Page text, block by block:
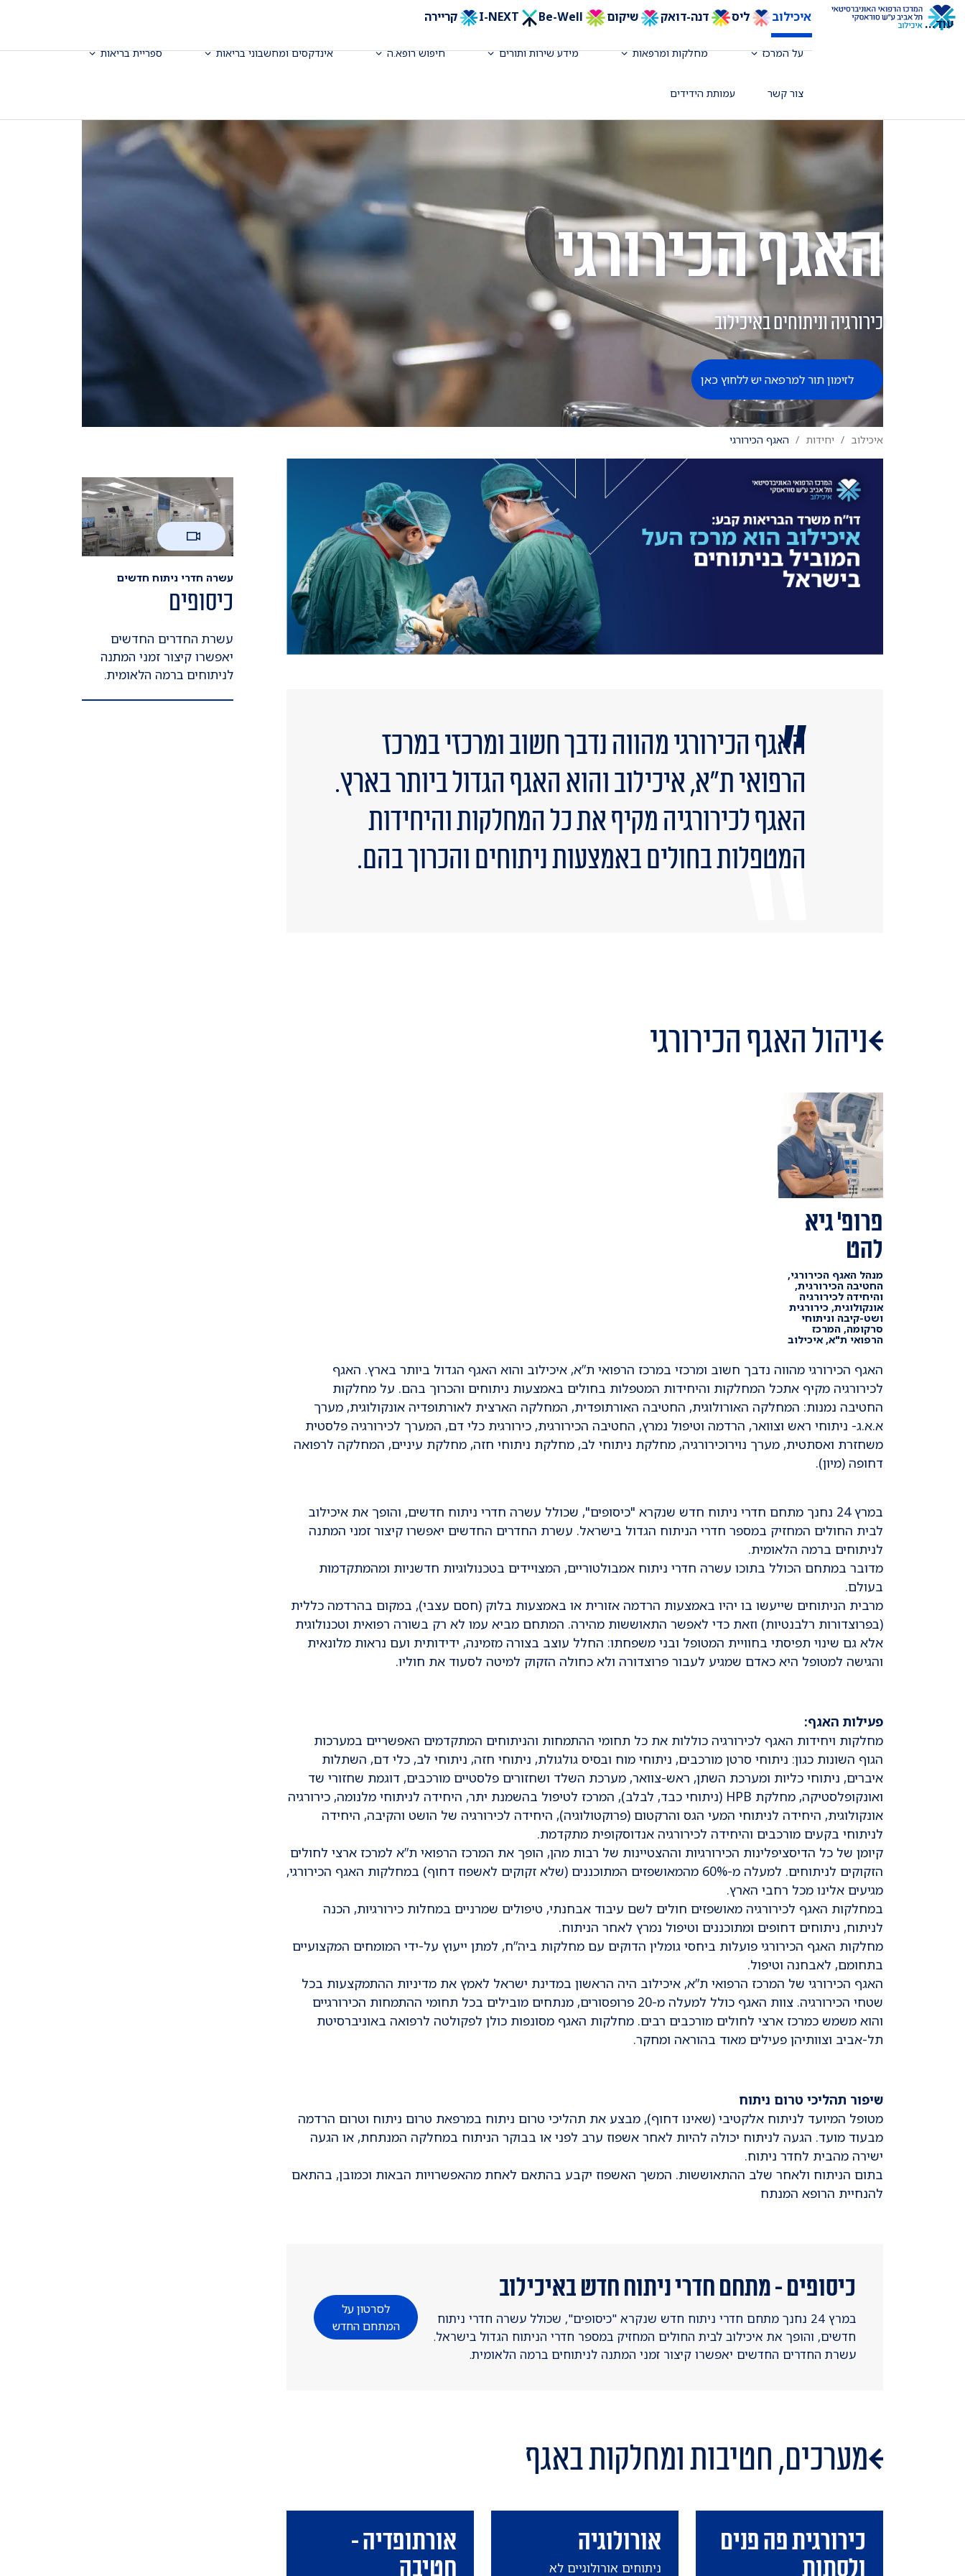
איכילוב ליס דנה-דואק שיקום Be-Well קריירה
על המרכז מחלקות ומרפאות מידע שירות ותורים חיפוש רופא.ה אינדקסים ומחשבוני בריאות ספריית בריאות
צור קשר עמותת הידידים
עוד...
האגף הכירורגי
כירורגיה וניתוחים באיכילוב
לזימון תור למרפאה יש ללחוץ כאן
איכילוב יחידות האגף הכירורגי
האגף הכירורגי מהווה נדבך חשוב ומרכזי במרכז
הרפואי ת”א, איכילוב והוא האגף הגדול ביותר בארץ.
האגף לכירורגיה מקיף את כל המחלקות והיחידות
המטפלות בחולים באמצעות ניתוחים והכרוך בהם.
ניהול האגף הכירורגי
פרופ' גיא
להט
מנהל האגף הכירורגי,
החטיבה הכירורגית,
והיחידה לכירורגיה
אונקולוגית, כירורגית
ושט-קיבה וניתוחי
סרקומה, המרכז
הרפואי ת"א, איכילוב
האגף הכירורגי מהווה נדבך חשוב ומרכזי במרכז הרפואי ת”א, איכילוב והוא האגף הגדול ביותר בארץ. האגף
לכירורגיה מקיף אתכל המחלקות והיחידות המטפלות בחולים באמצעות ניתוחים והכרוך בהם. על מחלקות
החטיבה נמנות: המחלקה האורולוגית, החטיבה האורתופדית, המחלקה הארצית לאורתופדיה אונקולוגית, מערך
א.א.ג- ניתוחי ראש וצוואר, הרדמה וטיפול נמרץ, החטיבה הכירורגית, כירורגית כלי דם, המערך לכירורגיה פלסטית
משחזרת ואסתטית, מערך נוירוכירורגיה, מחלקת ניתוחי לב, מחלקת ניתוחי חזה, מחלקת עיניים, המחלקה לרפואה
דחופה (מיון).
במרץ 24 נחנך מתחם חדרי ניתוח חדש שנקרא "כיסופים", שכולל עשרה חדרי ניתוח חדשים, והופך את איכילוב
לבית החולים המחזיק במספר חדרי הניתוח הגדול בישראל. עשרת החדרים החדשים יאפשרו קיצור זמני המתנה
לניתוחים ברמה הלאומית.
מדובר במתחם הכולל בתוכו עשרה חדרי ניתוח אמבולטוריים, המצויידים בטכנולוגיות חדשניות ומהמתקדמות
בעולם.
מרבית הניתוחים שייעשו בו יהיו באמצעות הרדמה אזורית או באמצעות בלוק (חסם עצבי), במקום בהרדמה כללית
(בפרוצדורות רלבנטיות) וזאת כדי לאפשר התאוששות מהירה. המתחם מביא עמו לא רק בשורה רפואית וטכנולוגית
אלא גם שינוי תפיסתי בחוויית המטופל ובני משפחתו: החלל עוצב בצורה מזמינה, ידידותית ועם נראות מלונאית
והגישה למטופל היא כאדם שמגיע לעבור פרוצדורה ולא כחולה הזקוק למיטה לסעוד את חוליו.
פעילות האגף:
מחלקות ויחידות האגף לכירורגיה כוללות את כל תחומי ההתמחות והניתוחים המתקדמים האפשריים במערכות
הגוף השונות כגון: ניתוחי סרטן מורכבים, ניתוחי מוח ובסיס גולגולת, ניתוחי חזה, ניתוחי לב, כלי דם, השתלות
איברים, ניתוחי כליות ומערכת השתן, ראש-צוואר, מערכת השלד ושחזורים פלסטיים מורכבים, דוגמת שחזורי שד
ואונקופלסטיקה, מחלקת HPB (ניתוחי כבד, לבלב), המרכז לטיפול בהשמנת יתר, היחידה לניתוחי מלנומה, כירורגיה
אונקולוגית, היחידה לניתוחי המעי הגס והרקטום (פרוקטולוגיה), היחידה לכירורגיה של הושט והקיבה, היחידה
לניתוחי בקעים מורכבים והיחידה לכירורגיה אנדוסקופית מתקדמת.
קיומן של כל הדיסציפלינות הכירורגיות וההצטיינות של רבות מהן, הופך את המרכז הרפואי ת”א למרכז ארצי לחולים
הזקוקים לניתוחים. למעלה מ-60% מהמאושפזים המתוכננים (שלא זקוקים לאשפוז דחוף) במחלקות האגף הכירורגי,
מגיעים אלינו מכל רחבי הארץ.
במחלקות האגף לכירורגיה מאושפזים חולים לשם עיבוד אבחנתי, טיפולים שמרניים במחלות כירורגיות, הכנה
לניתוח, ניתוחים דחופים ומתוכננים וטיפול נמרץ לאחר הניתוח.
מחלקות האגף הכירורגי פועלות ביחסי גומלין הדוקים עם מחלקות ביה”ח, למתן ייעוץ על-ידי המומחים המקצועיים
בתחומם, לאבחנה וטיפול.
האגף הכירורגי של המרכז הרפואי ת”א, איכילוב היה הראשון במדינת ישראל לאמץ את מדיניות ההתמקצעות בכל
שטחי הכירורגיה. צוות האגף כולל למעלה מ-20 פרופסורים, מנתחים מובילים בכל תחומי ההתמחות הכירורגיים
והוא משמש כמרכז ארצי לחולים מורכבים רבים. מחלקות האגף מסונפות כולן לפקולטה לרפואה באוניברסיטת
תל-אביב וצוותיהן פעילים מאוד בהוראה ומחקר.
שיפור תהליכי טרום ניתוח
מטופל המיועד לניתוח אלקטיבי (שאינו דחוף), מבצע את תהליכי טרום ניתוח במרפאת טרום ניתוח וטרום הרדמה
מבעוד מועד. הגעה לניתוח יכולה להיות לאחר אשפוז ערב לפני או בבוקר הניתוח במחלקה המנתחת, או הגעה
ישירה מהבית לחדר ניתוח.
בתום הניתוח ולאחר שלב ההתאוששות. המשך האשפוז יקבע בהתאם לאחת מהאפשרויות הבאות וכמובן, בהתאם
להנחיית הרופא המנתח
כיסופים - מתחם חדרי ניתוח חדש באיכילוב
במרץ 24 נחנך מתחם חדרי ניתוח חדש שנקרא "כיסופים", שכולל עשרה חדרי ניתוח
חדשים, והופך את איכילוב לבית החולים המחזיק במספר חדרי הניתוח הגדול בישראל.
עשרת החדרים החדשים יאפשרו קיצור זמני המתנה לניתוחים ברמה הלאומית.
לסרטון על
המתחם החדש
מערכים, חטיבות ומחלקות באגף
כירורגית פה פנים
ולסתות
אורולוגיה
ניתוחים אורולוגיים לא
אורתופדיה -
חטיבה
עשרה חדרי ניתוח חדשים
כיסופים
עשרת החדרים החדשים
יאפשרו קיצור זמני המתנה
לניתוחים ברמה הלאומית.